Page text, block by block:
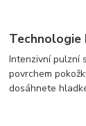
Technologie
Intenzivní pulzní
povrchem
dosáhnete